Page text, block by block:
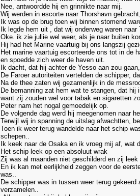
Nee, antwoordde hij en grinnikte naar mij.
Wij werden in escorte naar Thorshavn
Ik was op de brug toen wij binnen stomend
Ik legde hem uit , dat wij onderweg waren naar
Oke. ik zie jullie wel weer, als je naar buiten
Hij had het Marine vaartuig bij ons langszij
Het marine vaartuig escorteerde ons tot in de
en spoedde zich weer de haven uit.
Ik dacht, dat hij achter de Yesso aan zou
De Faroer autoriteiten vertelden de schipper,
Na de thee zaten wij gezamenlijk in de
De bemanning zat hem wat te stangen, dat
want zij zouden wel voor tabak en sigaretten
Peter nam het nogal gemoedelijk op.
De volgende dag werd hij meegenomen naar
Terwijl wij in spanning de uitslag afwachtten,
Toen ik weer terug wandelde naar het schip
schepen..
Ik keek naar de Osaka en ik vroeg mij af, wat
Het schip leek op een absoluut wrak
Zij was al maanden niet geschilderd en zij
En ik kan met eerlijkheid zeggen voor de
was..
De schipper was in tussen weer terug
verzamelen..